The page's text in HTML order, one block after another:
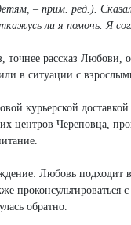
– прим. ред.).
ли я помочь. Я
точнее рассказ
в ситуации с
курьерской
центров Череповца,
Любовь подходит
обратно.